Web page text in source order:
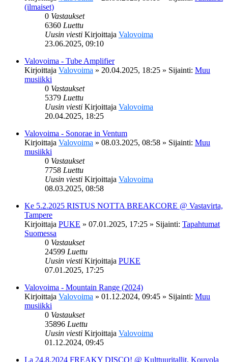
(ilmaiset)
0 Vastaukset
6360 Luettu
Uusin viesti Kirjoittaja Valovoima
23.06.2025, 09:10
Valovoima - Tube Amplifier
Kirjoittaja Valovoima » 20.04.2025, 18:25 » Sijainti: Muu
musiikki
0 Vastaukset
5379 Luettu
Uusin viesti Kirjoittaja Valovoima
20.04.2025, 18:25
Valovoima - Sonorae in Ventum
Kirjoittaja Valovoima » 08.03.2025, 08:58 » Sijainti: Muu
musiikki
0 Vastaukset
7758 Luettu
Uusin viesti Kirjoittaja Valovoima
08.03.2025, 08:58
Ke 5.2.2025 RISTUS NOTTA BREAKCORE @ Vastavirta,
Tampere
Kirjoittaja PUKE » 07.01.2025, 17:25 » Sijainti: Tapahtumat
Suomessa
0 Vastaukset
24599 Luettu
Uusin viesti Kirjoittaja PUKE
07.01.2025, 17:25
Valovoima - Mountain Range (2024)
Kirjoittaja Valovoima » 01.12.2024, 09:45 » Sijainti: Muu
musiikki
0 Vastaukset
35896 Luettu
Uusin viesti Kirjoittaja Valovoima
01.12.2024, 09:45
La 24.8.2024 FREAKY DISCO! @ Kulttuuritallit, Kouvola